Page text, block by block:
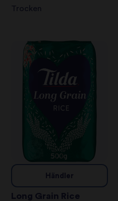
Trocken
Händler
Long Grain Rice